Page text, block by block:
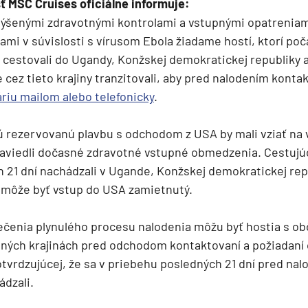
a Maroko
MSC Cruises oficiálne informuje:
zdravotnými kontrolami a vstupnými
v súvislosti s vírusom Ebola žiadame hostí, ktorí
do Ugandy, Konžskej demokratickej republiky
cez tieto krajiny tranzitovali, aby pred nalodením
mailom alebo telefonicky.
plavbu s odchodom z USA by mali vziať na
dočasné zdravotné vstupné obmedzenia.
21 dní nachádzali v Ugande, Konžskej demokratickej
byť vstup do USA zamietnutý.
plynulého procesu nalodenia môžu byť hostia s
krajinách pred odchodom kontaktovaní a
že sa v priebehu posledných 21 dní pred